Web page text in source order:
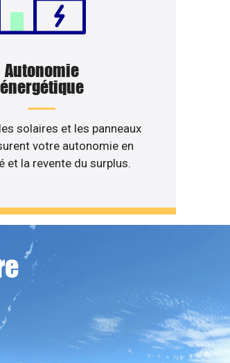
Autonomie
énergétique
solaires et les panneaux
votre autonomie en
et la revente du surplus.